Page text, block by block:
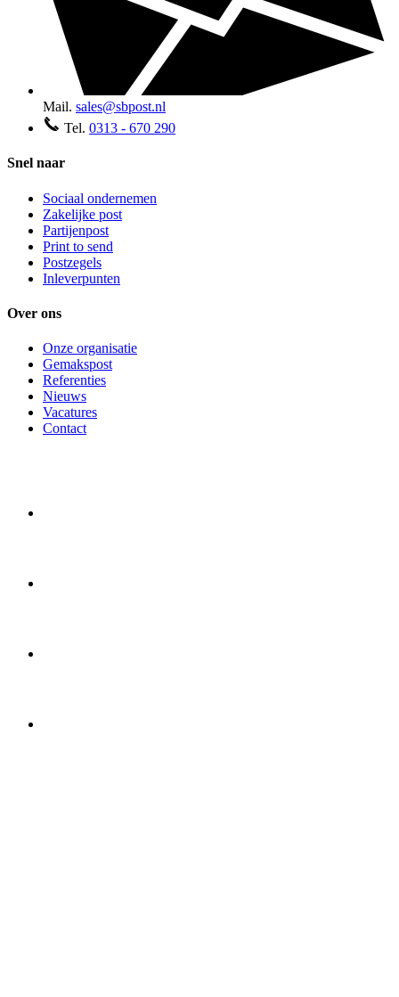
Mail. sales@sbpost.nl
Tel. 0313 - 670 290
Snel naar
Sociaal ondernemen
Zakelijke post
Partijenpost
Print to send
Postzegels
Inleverpunten
Over ons
Onze organisatie
Gemakspost
Referenties
Nieuws
Vacatures
Contact